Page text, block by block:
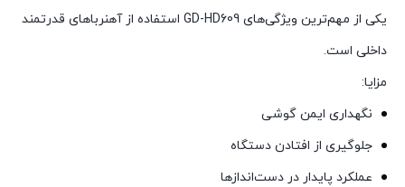
یکی از مهم‌ترین ویژگی‌های GD-HD609 استفاده از آهنرباهای قدرتمند
داخلی است.
مزایا:
نگهداری ایمن گوشی
جلوگیری از افتادن دستگاه
عملکرد پایدار در دست‌اندازها